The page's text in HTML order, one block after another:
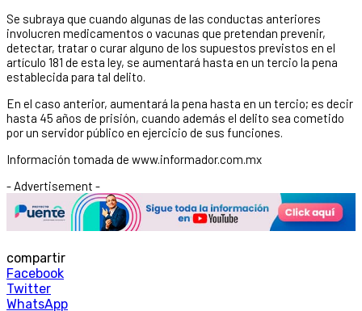
Se subraya que cuando algunas de las conductas anteriores
involucren medicamentos o vacunas que pretendan prevenir,
detectar, tratar o curar alguno de los supuestos previstos en el
artículo 181 de esta ley, se aumentará hasta en un tercio la pena
establecida para tal delito.
En el caso anterior, aumentará la pena hasta en un tercio; es decir
hasta 45 años de prisión, cuando además el delito sea cometido
por un servidor público en ejercicio de sus funciones.
Información tomada de www.informador.com.mx
- Advertisement -
compartir
Facebook
Twitter
WhatsApp